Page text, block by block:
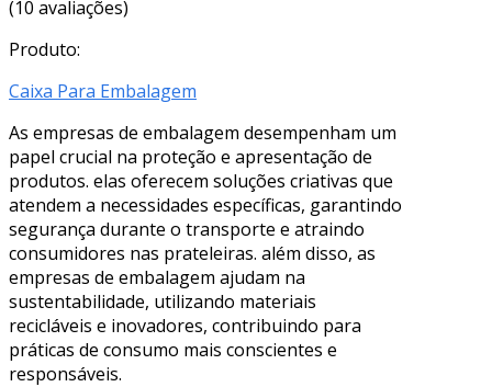
(10 avaliações)
Produto:
Caixa Para Embalagem
As empresas de embalagem desempenham um
papel crucial na proteção e apresentação de
produtos. elas oferecem soluções criativas que
atendem a necessidades específicas, garantindo
segurança durante o transporte e atraindo
consumidores nas prateleiras. além disso, as
empresas de embalagem ajudam na
sustentabilidade, utilizando materiais
recicláveis e inovadores, contribuindo para
práticas de consumo mais conscientes e
responsáveis.